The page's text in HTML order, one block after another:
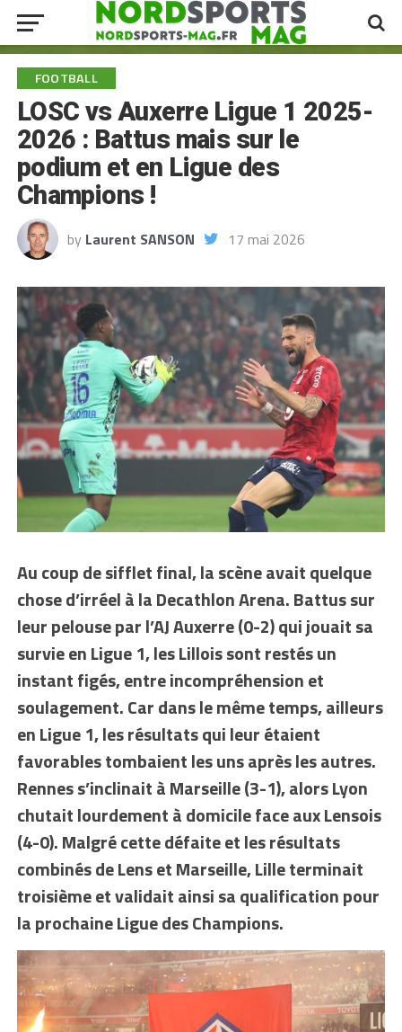
FOOTBALL
LOSC vs Auxerre Ligue 1 2025-
2026 : Battus mais sur le
podium et en Ligue des
Champions !
by Laurent SANSON 17 mai 2026
Au coup de sifflet final, la scène avait quelque
chose d’irréel à la Decathlon Arena. Battus sur
leur pelouse par l’AJ Auxerre (0-2) qui jouait sa
survie en Ligue 1, les Lillois sont restés un
instant figés, entre incompréhension et
soulagement. Car dans le même temps, ailleurs
en Ligue 1, les résultats qui leur étaient
favorables tombaient les uns après les autres.
Rennes s’inclinait à Marseille (3-1), alors Lyon
chutait lourdement à domicile face aux Lensois
(4-0). Malgré cette défaite et les résultats
combinés de Lens et Marseille, Lille terminait
troisième et validait ainsi sa qualification pour
la prochaine Ligue des Champions.